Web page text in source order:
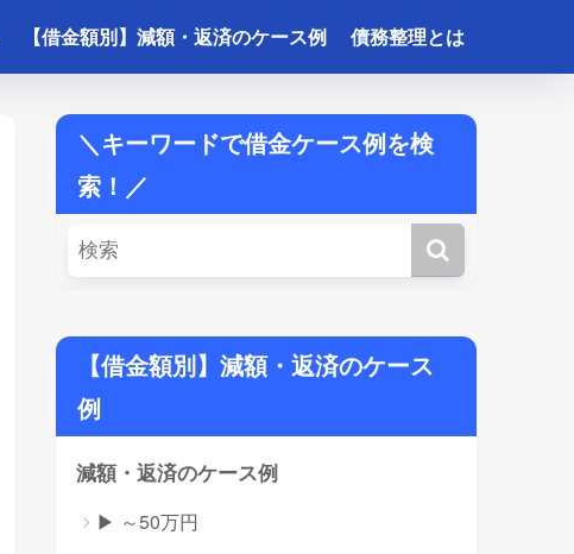
【借金額別】減額・返済のケース例 債務整理とは
＼キーワードで借金ケース例を検
索！／
【借金額別】減額・返済のケース
例
減額・返済のケース例
▶ ～50万円